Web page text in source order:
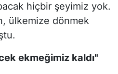
hiçbir şeyimiz yok.
ülkemize dönmek
ekmeğimiz kaldı"